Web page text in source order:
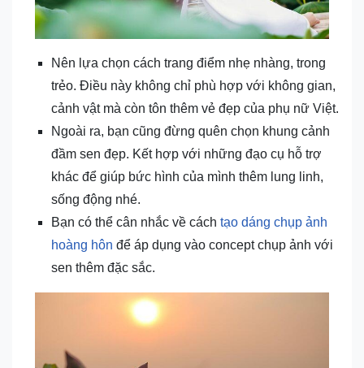
Nên lựa chọn cách trang điểm nhẹ nhàng, trong
trẻo. Điều này không chỉ phù hợp với không gian,
cảnh vật mà còn tôn thêm vẻ đẹp của phụ nữ Việt.
Ngoài ra, bạn cũng đừng quên chọn khung cảnh
đầm sen đẹp. Kết hợp với những đạo cụ hỗ trợ
khác để giúp bức hình của mình thêm lung linh,
sống động nhé.
Bạn có thể cân nhắc về cách tạo dáng chụp ảnh
hoàng hôn để áp dụng vào concept chụp ảnh với
sen thêm đặc sắc.